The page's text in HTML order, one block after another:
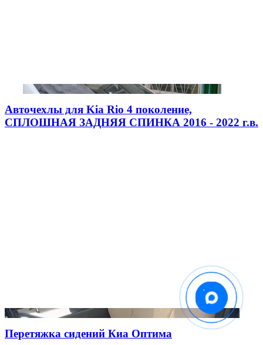
Авточехлы для Kia Rio 4 поколение,
СПЛОШНАЯ ЗАДНЯЯ СПИНКА 2016 - 2022 г.в.
Перетяжка сидений Киа Оптима